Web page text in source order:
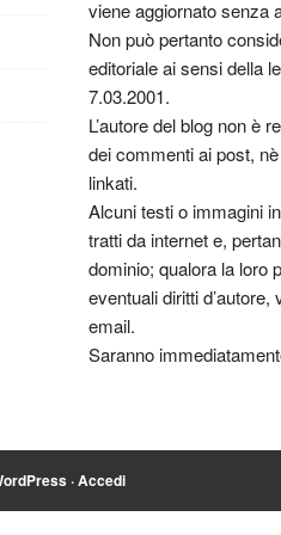
viene aggiornato senza
Non può pertanto
editoriale ai sensi della
7.03.2001.
L’autore del blog non è
dei commenti ai post,
linkati.
Alcuni testi o immagini
tratti da internet e,
dominio; qualora la loro
eventuali diritti
email.
Saranno
·Accedi